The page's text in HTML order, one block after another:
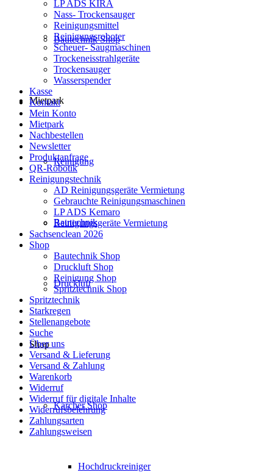
Bautechnik Shop
Mietpark
Reinigung
Bautechnik
Druckluft
Shop
Kärcher Shop
Hochdruckreiniger
LP ADS KIRA
Nass- Trockensauger
Reinigungsmittel
Reinigungsroboter
Scheuer- Saugmaschinen
Trockeneisstrahlgeräte
Trockensauger
Wasserspender
Kasse
Kontakt
Mein Konto
Mietpark
Nachbestellen
Newsletter
Produktanfrage
QR-Robotik
Reinigungstechnik
AD Reinigungsgeräte Vermietung
Gebrauchte Reinigungsmaschinen
LP ADS Kemaro
Reinigungsgeräte Vermietung
Sachsenclean 2026
Shop
Bautechnik Shop
Druckluft Shop
Reinigung Shop
Spritztechnik Shop
Spritztechnik
Starkregen
Stellenangebote
Suche
Über uns
Versand & Lieferung
Versand & Zahlung
Warenkorb
Widerruf
Widerruf für digitale Inhalte
Widerrufsbelehrung
Zahlungsarten
Zahlungsweisen